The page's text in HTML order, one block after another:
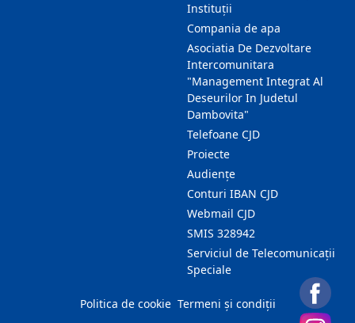
Instituții
Compania de apa
Asociatia De Dezvoltare
Intercomunitara
"Management Integrat Al
Deseurilor In Judetul
Dambovita"
Telefoane CJD
Proiecte
Audienţe
Conturi IBAN CJD
Webmail CJD
SMIS 328942
Serviciul de Telecomunicații
Speciale
Politica de cookie Termeni și condiții